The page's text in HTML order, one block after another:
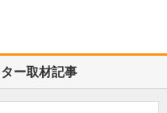
ー取材記事